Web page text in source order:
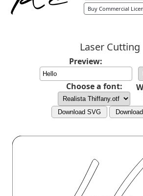
Buy Commercial
Laser Cutting
Preview:
Choose a font:
Download SVG